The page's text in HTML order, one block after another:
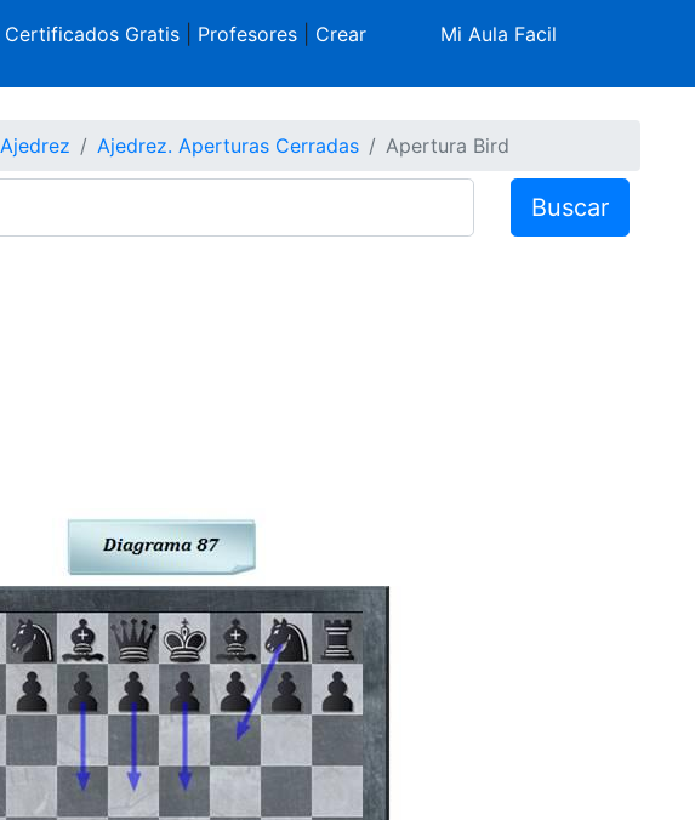
Certificados Gratis| Profesores| Crear
Mi Aula Facil
Ajedrez Ajedrez. Aperturas Cerradas Apertura Bird
Buscar